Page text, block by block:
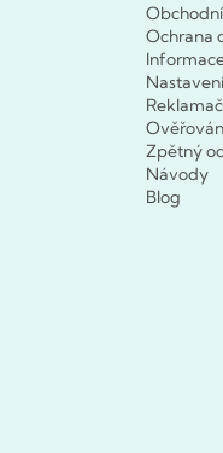
Ochrana
Zpětný
Návody
Blog